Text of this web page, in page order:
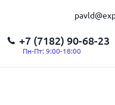
+7 (7182) 90-68-23
Пн-Пт: 9:00-18:00